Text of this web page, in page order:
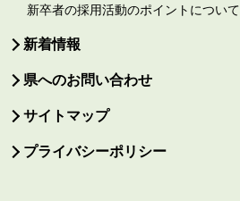
新卒者の採用活動のポイントについて
新着情報
県へのお問い合わせ
サイトマップ
プライバシーポリシー